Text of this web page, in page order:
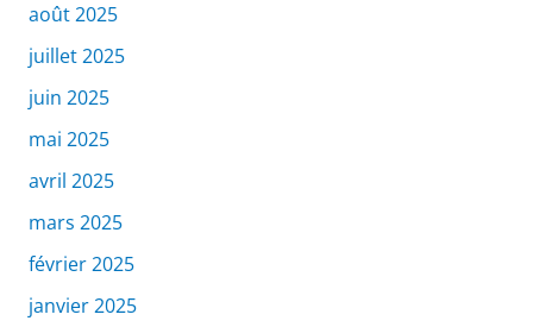
août 2025
juillet 2025
juin 2025
mai 2025
avril 2025
mars 2025
février 2025
janvier 2025